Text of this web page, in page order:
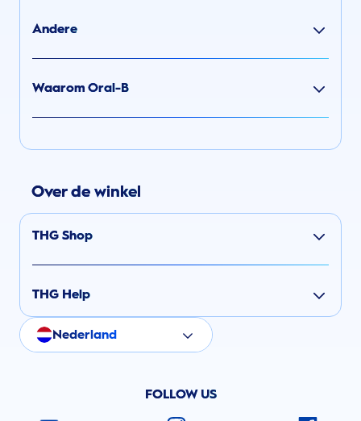
Andere
Waarom Oral-B
Over de winkel
THG Shop
THG Help
Nederland
FOLLOW US